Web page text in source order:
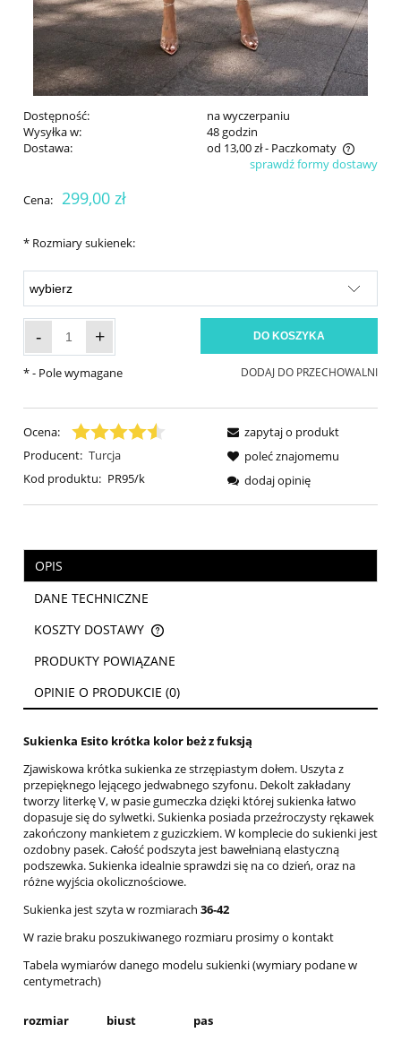
Dostępność:
na wyczerpaniu
Wysyłka w:
48 godzin
Dostawa:
od 13,00 zł- Paczkomaty
Cena nie zawiera ewentualnych kosztów płatnościsprawdź formy dostawy
Cena: 299,00 zł
* Rozmiary sukienek:
- + DO KOSZYKA
DODAJ DO PRZECHOWALNI
*- Pole wymagane
Ocena:
Producent: Turcja
Kod produktu: PR95/k
zapytaj o produkt
poleć znajomemu
dodaj opinię
OPIS
DANE TECHNICZNE
KOSZTY DOSTAWY
CENA NIE ZAWIERA EWENTUALNYCH KOSZTÓW PŁATNOŚCI
PRODUKTY POWIĄZANE
OPINIE O PRODUKCIE (0)
Sukienka Esito krótka kolor beż z fuksją
Zjawiskowa krótka sukienka ze strzępiastym dołem. Uszyta z
przepięknego lejącego jedwabnego szyfonu. Dekolt zakładany
tworzy literkę V, w pasie gumeczka dzięki której sukienka łatwo
dopasuje się do sylwetki. Sukienka posiada przeźroczysty rękawek
zakończony mankietem z guziczkiem. W komplecie do sukienki jest
ozdobny pasek. Całość podszyta jest bawełnianą elastyczną
podszewka. Sukienka idealnie sprawdzi się na co dzień, oraz na
różne wyjścia okolicznościowe.
Sukienka jest szyta w rozmiarach 36-42
W razie braku poszukiwanego rozmiaru prosimy o kontakt
Tabela wymiarów danego modelu sukienki (wymiary podane w
centymetrach)
rozmiar biust pas